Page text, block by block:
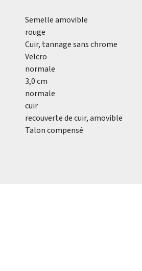
Semelle amovible
rouge
Cuir, tannage sans chrome
Velcro
normale
3,0 cm
normale
cuir
recouverte de cuir, amovible
Talon compensé